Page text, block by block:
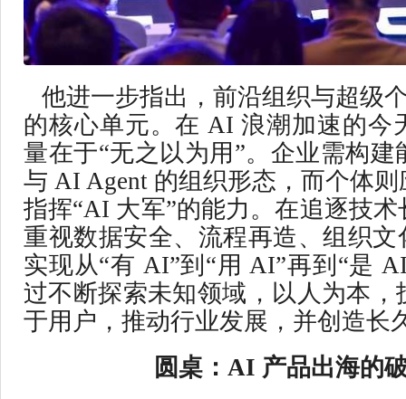
他进一步指出，前沿组织与超级
的核心单元。在 AI 浪潮加速的今
量在于“无之以为用”。企业需构
与 AI Agent 的组织形态，而个体
指挥“AI 大军”的能力。在追逐技
重视数据安全、流程再造、组织文
实现从“有 AI”到“用 AI”再到“是
过不断探索未知领域，以人为本，
于用户，推动行业发展，并创造长
圆桌：AI 产品出海的